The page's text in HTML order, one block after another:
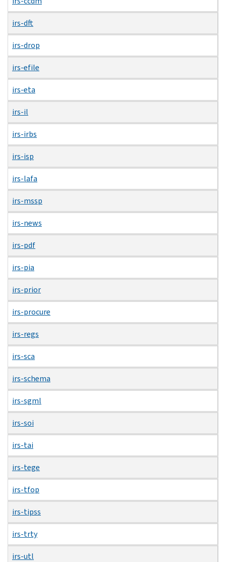
irs-dft
irs-drop
irs-efile
irs-eta
irs-il
irs-irbs
irs-isp
irs-lafa
irs-mssp
irs-news
irs-pdf
irs-pia
irs-prior
irs-procure
irs-regs
irs-sca
irs-schema
irs-sgml
irs-soi
irs-tai
irs-tege
irs-tfop
irs-tipss
irs-trty
irs-utl